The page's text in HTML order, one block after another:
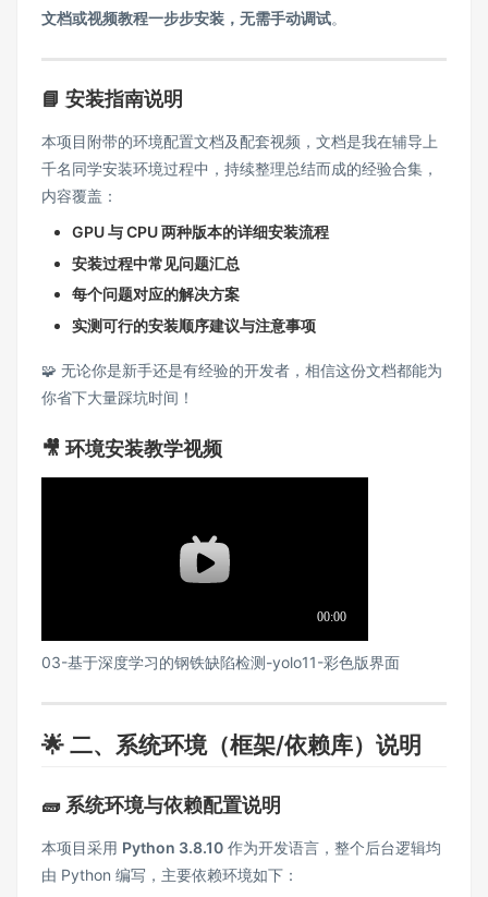
文档或视频教程一步步安装，无需手动调试。
📘 安装指南说明
本项目附带的环境配置文档及配套视频，文档是我在辅导上
千名同学安装环境过程中，持续整理总结而成的经验合集，
内容覆盖：
GPU 与 CPU 两种版本的详细安装流程
安装过程中常见问题汇总
每个问题对应的解决方案
实测可行的安装顺序建议与注意事项
🧩 无论你是新手还是有经验的开发者，相信这份文档都能为
你省下大量踩坑时间！
🎥 环境安装教学视频
03-基于深度学习的钢铁缺陷检测-yolo11-彩色版界面
🌟 二、系统环境（框架/依赖库）说明
🧱 系统环境与依赖配置说明
本项目采用 Python 3.8.10 作为开发语言，整个后台逻辑均
由 Python 编写，主要依赖环境如下：